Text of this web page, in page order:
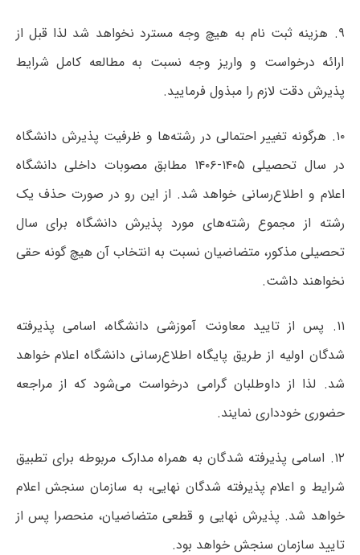
۹. هزینه ثبت نام به هیچ وجه مسترد نخواهد شد لذا قبل از
ارائه درخواست و واریز وجه نسبت به مطالعه کامل شرایط
پذیرش دقت لازم را مبذول فرمایید.
۱۰. هرگونه تغییر احتمالی در رشته‌ها و ظرفیت پذیرش دانشگاه
در سال تحصیلی ۱۴۰۵-۱۴۰۶ مطابق مصوبات داخلی دانشگاه
اعلام و اطلاع‌رسانی خواهد شد. از این رو در صورت حذف یک
رشته از مجموع رشته‌های مورد پذیرش دانشگاه برای سال
تحصیلی مذکور، متضاضیان نسبت به انتخاب آن هیچ گونه حقی
نخواهند داشت.
۱۱. پس از تایید معاونت آموزشی دانشگاه، اسامی پذیرفته
شدگان اولیه از طریق پایگاه اطلاع‌رسانی دانشگاه اعلام خواهد
شد. لذا از داوطلبان گرامی درخواست می‌شود که از مراجعه
حضوری خودداری نمایند.
۱۲. اسامی پذیرفته شدگان به همراه مدارک مربوطه برای تطبیق
شرایط و اعلام پذیرفته شدگان نهایی، به سازمان سنجش اعلام
خواهد شد. پذیرش نهایی و قطعی متضاضیان، منحصرا پس از
تایید سازمان سنجش خواهد بود.